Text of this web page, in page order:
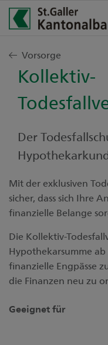
Privatkunden
Finanzieren
Anlegen
Konten,
Kinder &
St.Galler
Finanzieren
Anlegen
Vorsorge
Konten,
Mein
Noten und
Börsendaten
Über uns
Unternehmen
Gesellschaft
Aktionäre
Kontakt
Kontakt
Unser
Servicezeiten: 07:30 bis
Unsere
Vorsorge
Kollektiv-
Der
Mit der exklusiven
sicher, dass sich Ihre
finanzielle Belange
Die Kollektiv-
Hypothekarsumme
finanzielle Engpässe
die Finanzen neu zu
Geeignet für